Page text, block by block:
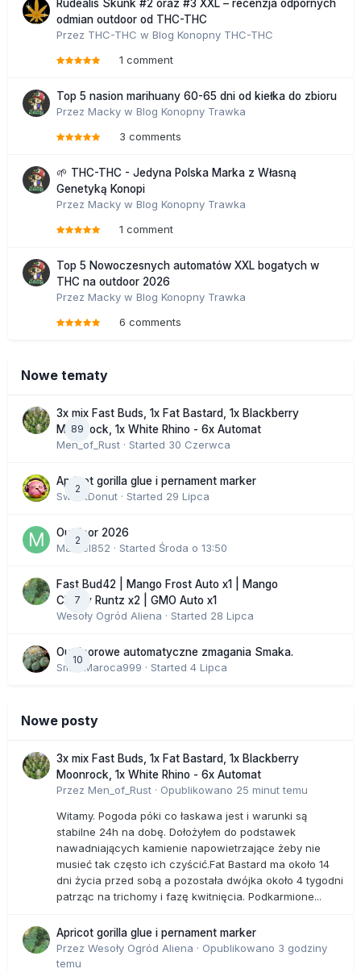
Rudealis Skunk #2 oraz #3 XXL – recenzja odpornych
odmian outdoor od THC-THC
Przez THC-THC w Blog Konopny THC-THC
1 comment
Top 5 nasion marihuany 60-65 dni od kiełka do zbioru
Przez Macky w Blog Konopny Trawka
3 comments
🌱 THC-THC - Jedyna Polska Marka z Własną
Genetyką Konopi
Przez Macky w Blog Konopny Trawka
1 comment
Top 5 Nowoczesnych automatów XXL bogatych w
THC na outdoor 2026
Przez Macky w Blog Konopny Trawka
6 comments
Nowe tematy
89
3x mix Fast Buds, 1x Fat Bastard, 1x Blackberry
Moonrock, 1x White Rhino - 6x Automat
Men_of_Rust · Started 30 Czerwca
2
Apricot gorilla glue i pernament marker
SweetDonut · Started 29 Lipca
2
Outdoor 2026
Marcel852 · Started Środa o 13:50
7
Fast Bud42 | Mango Frost Auto x1 | Mango
Cherry Runtz x2 | GMO Auto x1
Wesoły Ogród Aliena · Started 28 Lipca
10
Outdoorowe automatyczne zmagania Smaka.
SmakMaroca999 · Started 4 Lipca
Nowe posty
3x mix Fast Buds, 1x Fat Bastard, 1x Blackberry
Moonrock, 1x White Rhino - 6x Automat
Przez Men_of_Rust · Opublikowano 25 minut temu
Witamy. Pogoda póki co łaskawa jest i warunki są
stabilne 24h na dobę. Dołożyłem do podstawek
nawadniających kamienie napowietrzające żeby nie
musieć tak często ich czyścić.Fat Bastard ma około 14
dni życia przed sobą a pozostała dwójka około 4 tygodni
patrząc na trichomy i fazę kwitnięcia. Podkarmione...
Apricot gorilla glue i pernament marker
Przez Wesoły Ogród Aliena · Opublikowano 3 godziny
temu